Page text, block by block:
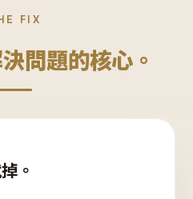
FIX
問題的核心。
。